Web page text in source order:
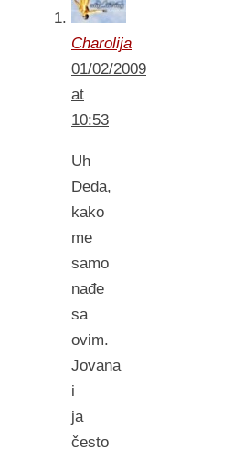
Charolija
01/02/2009
at
10:53
Uh
Deda,
kako
me
samo
nađe
sa
ovim.
Jovana
i
ja
često